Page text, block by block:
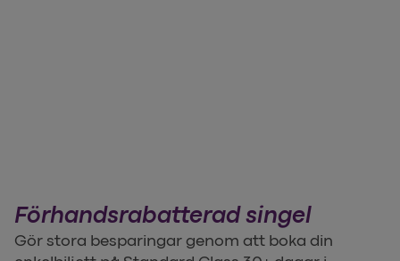
Förhandsrabatterad singel
Gör stora besparingar genom att boka din